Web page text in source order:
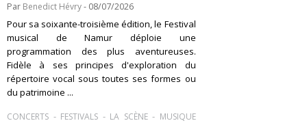
Par Benedict Hévry- 08/07/2026
Pour sa soixante-troisième édition, le Festival
musical de Namur déploie une
programmation des plus aventureuses.
Fidèle à ses principes d'exploration du
répertoire vocal sous toutes ses formes ou
du patrimoine ...
CONCERTS - FESTIVALS - LA SCÈNE- MUSIQUE